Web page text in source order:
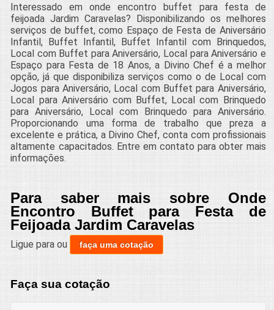
Interessado em onde encontro buffet para festa de
feijoada Jardim Caravelas? Disponibilizando os melhores
serviços de buffet, como Espaço de Festa de Aniversário
Infantil, Buffet Infantil, Buffet Infantil com Brinquedos,
Local com Buffet para Aniversário, Local para Aniversário e
Espaço para Festa de 18 Anos, a Divino Chef é a melhor
opção, já que disponibiliza serviços como o de Local com
Jogos para Aniversário, Local com Buffet para Aniversário,
Local para Aniversário com Buffet, Local com Brinquedo
para Aniversário, Local com Brinquedo para Aniversário.
Proporcionando uma forma de trabalho que preza a
excelente e prática, a Divino Chef, conta com profissionais
altamente capacitados. Entre em contato para obter mais
informações.
Para saber mais sobre Onde
Encontro Buffet para Festa de
Feijoada Jardim Caravelas
Ligue paraou faça uma cotação
Faça sua cotação